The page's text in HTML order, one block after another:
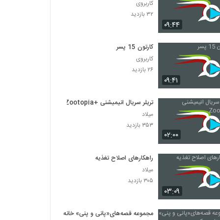
۰۹:۴۴
کاربروی
۳۲ بازدید
۰۹:۴۱
کارتون 15 پسر
کاربروی
۲۶ بازدید
۰۲:۰۰
تریلر سریال انیمیشنی +Zootopia
میلاد
۳۵۳ بازدید
۰۳:۰۹
راهکارهای اصلاح تغذیه
میلاد
۳۰۵ بازدید
مجموعه قصه‌های«پانی و پنی» خانه